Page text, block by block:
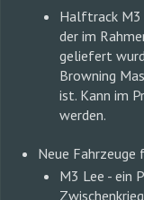
Halftrack M3
der im
geliefert
Browning
ist. Kann im
werden.
Neue Fahrzeuge
M3 Lee - ein